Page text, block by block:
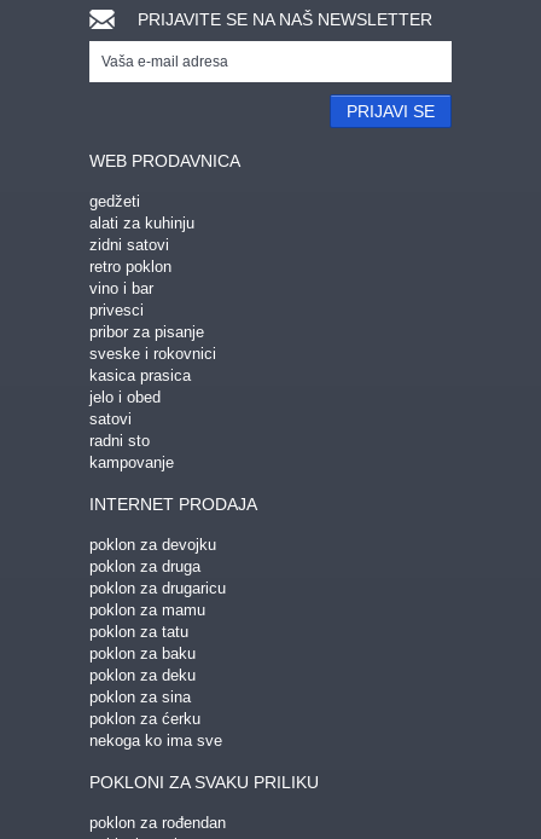
PRIJAVITE SE NA NAŠ NEWSLETTER
PRIJAVI SE
WEB PRODAVNICA
gedžeti
alati za kuhinju
zidni satovi
retro poklon
vino i bar
privesci
pribor za pisanje
sveske i rokovnici
kasica prasica
jelo i obed
satovi
radni sto
kampovanje
INTERNET PRODAJA
poklon za devojku
poklon za druga
poklon za drugaricu
poklon za mamu
poklon za tatu
poklon za baku
poklon za deku
poklon za sina
poklon za ćerku
nekoga ko ima sve
POKLONI ZA SVAKU PRILIKU
poklon za rođendan